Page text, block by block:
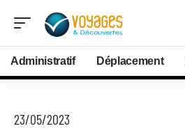
Administratif Déplacement
23/05/2023